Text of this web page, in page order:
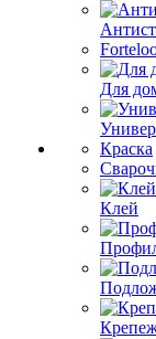
Для
Краска
Клей